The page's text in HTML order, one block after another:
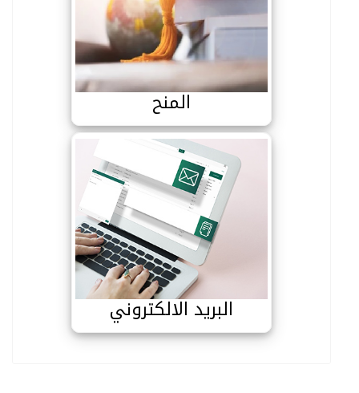
المنح
المنح
البريد الالكتروني
البريد الالكتروني